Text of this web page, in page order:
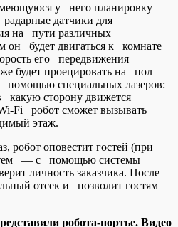
у него планировку
датчики для
на пути различных
он будет двигаться к комнате
его передвижения —
будет проецировать на пол
специальных лазеров:
какую сторону движется
Fi робот сможет вызывать
этаж.
робот оповестит гостей (при
— с помощью системы
личность заказчика. После
отсек и позволит гостям
робота-портье. Видео